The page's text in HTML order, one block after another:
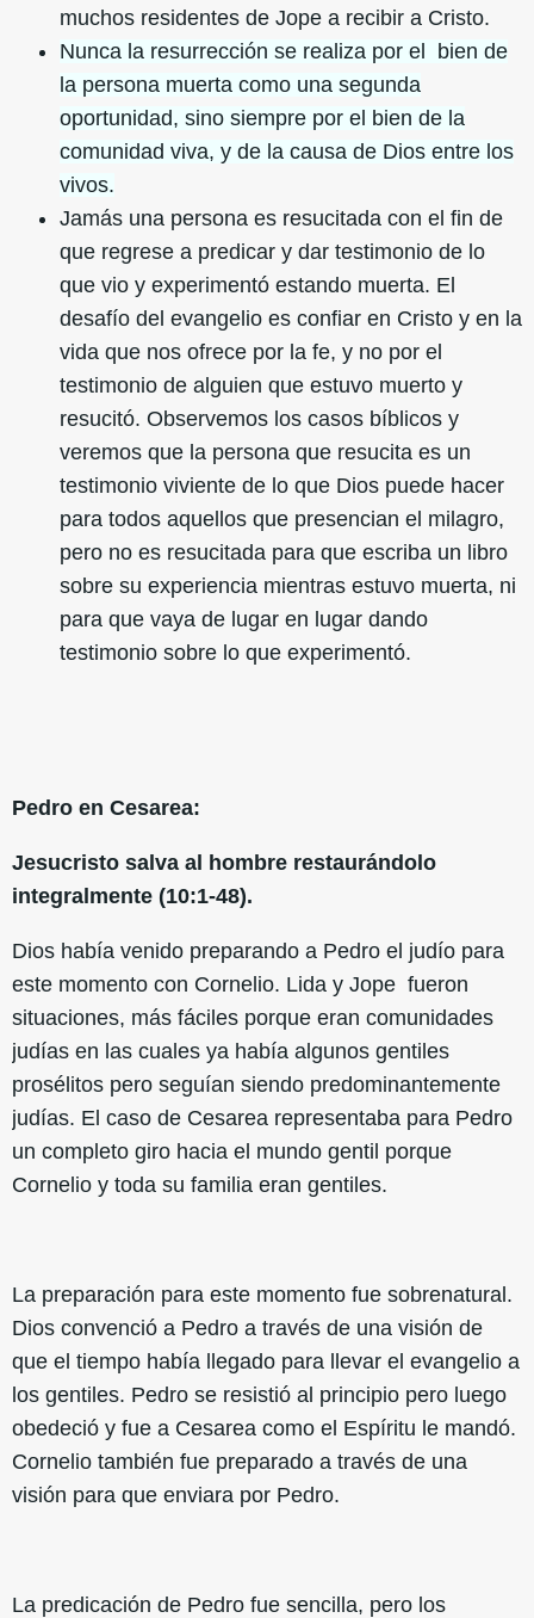
muchos residentes de Jope a recibir a Cristo.
Nunca la resurrección se realiza por el bien de
la persona muerta como una segunda
oportunidad, sino siempre por el bien de la
comunidad viva, y de la causa de Dios entre los
vivos.
Jamás una persona es resucitada con el fin de
que regrese a predicar y dar testimonio de lo
que vio y experimentó estando muerta. El
desafío del evangelio es confiar en Cristo y en la
vida que nos ofrece por la fe, y no por el
testimonio de alguien que estuvo muerto y
resucitó. Observemos los casos bíblicos y
veremos que la persona que resucita es un
testimonio viviente de lo que Dios puede hacer
para todos aquellos que presencian el milagro,
pero no es resucitada para que escriba un libro
sobre su experiencia mientras estuvo muerta, ni
para que vaya de lugar en lugar dando
testimonio sobre lo que experimentó.
Pedro en Cesarea:
Jesucristo salva al hombre restaurándolo
integralmente (10:1-48).
Dios había venido preparando a Pedro el judío para
este momento con Cornelio. Lida y Jope fueron
situaciones, más fáciles porque eran comunidades
judías en las cuales ya había algunos gentiles
prosélitos pero seguían siendo predominantemente
judías. El caso de Cesarea representaba para Pedro
un completo giro hacia el mundo gentil porque
Cornelio y toda su familia eran gentiles.
La preparación para este momento fue sobrenatural.
Dios convenció a Pedro a través de una visión de
que el tiempo había llegado para llevar el evangelio a
los gentiles. Pedro se resistió al principio pero luego
obedeció y fue a Cesarea como el Espíritu le mandó.
Cornelio también fue preparado a través de una
visión para que enviara por Pedro.
La predicación de Pedro fue sencilla, pero los